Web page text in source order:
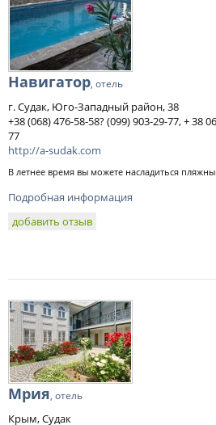
Навигатор, отель
г. Судак, Юго-Западный район, 38
+38 (068) 476-58-58? (099) 903-29-77, + 38
77
http://a-sudak.com
В летнее время вы можете насладиться
Подробная информация
добавить отзыв
Мрия, отель
Крым, Судак